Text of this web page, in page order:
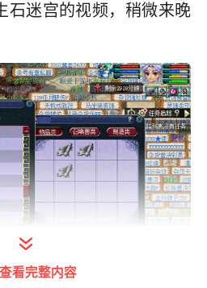
石迷宫的视频，稍微来晚
看完整内容